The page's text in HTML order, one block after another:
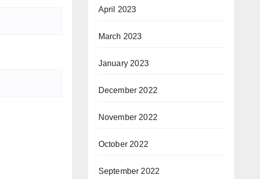
April 2023
March 2023
January 2023
December 2022
November 2022
October 2022
September 2022